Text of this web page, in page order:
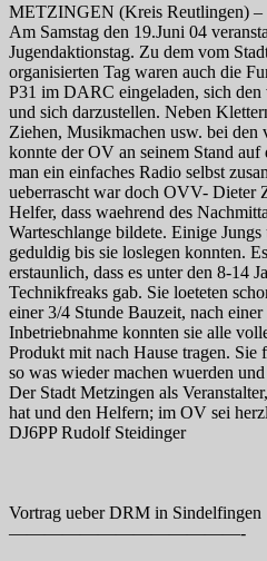
METZINGEN (Kreis Reutlingen) –
Am Samstag den 19.Juni 04
Jugendaktionstag. Zu dem vom
organisierten Tag waren auch die
P31 im DARC eingeladen, sich den
und sich darzustellen. Neben
Ziehen, Musikmachen usw. bei den
konnte der OV an seinem Stand
man ein einfaches Radio selbst
ueberrascht war doch OVV- Dieter
Helfer, dass waehrend des
Warteschlange bildete. Einige
geduldig bis sie loslegen konnten.
erstaunlich, dass es unter den 8-14
Technikfreaks gab. Sie loeteten
einer 3/4 Stunde Bauzeit, nach
Inbetriebnahme konnten sie alle
Produkt mit nach Hause tragen. Sie
so was wieder machen wuerden
Der Stadt Metzingen als
hat und den Helfern; im OV sei
DJ6PP Rudolf Steidinger
Vortrag ueber DRM in Sindelfingen
—————————————-